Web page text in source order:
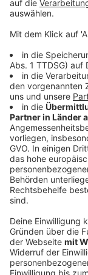
1
Lanxess-
Willy-Brandt-
2
König-
Arenastr. 1,